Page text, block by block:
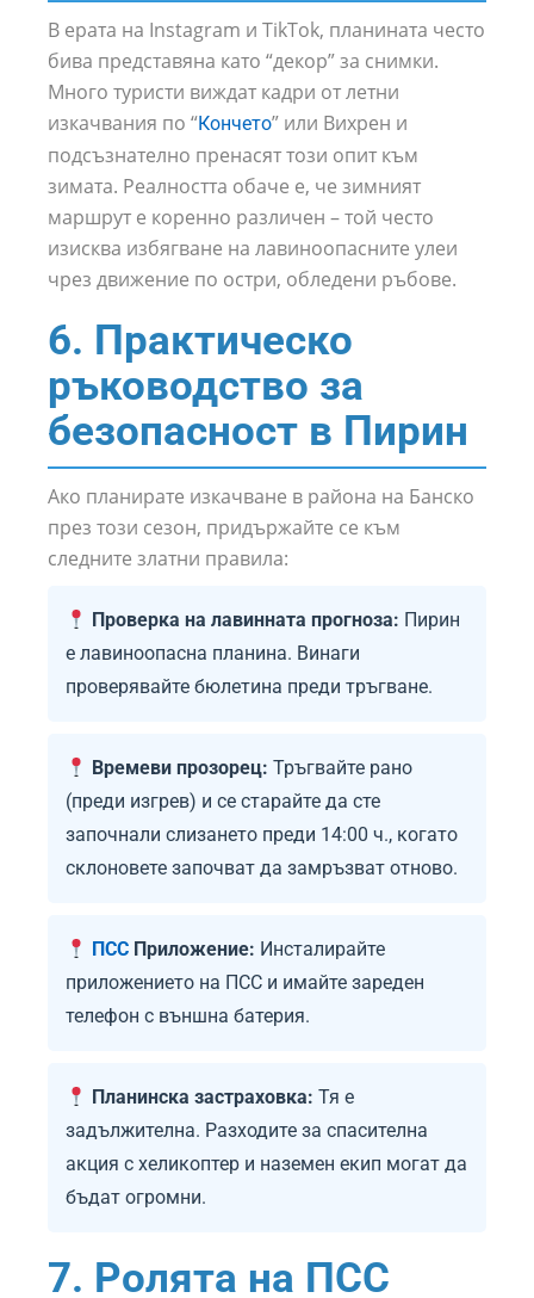
В ерата на Instagram и TikTok, планината често
бива представяна като “декор” за снимки.
Много туристи виждат кадри от летни
изкачвания по “Кончето” или Вихрен и
подсъзнателно пренасят този опит към
зимата. Реалността обаче е, че зимният
маршрут е коренно различен – той често
изисква избягване на лавиноопасните улеи
чрез движение по остри, обледени ръбове.
6. Практическо
ръководство за
безопасност в Пирин
Ако планирате изкачване в района на Банско
през този сезон, придържайте се към
следните златни правила:
Проверка на лавинната прогноза: Пирин
е лавиноопасна планина. Винаги
проверявайте бюлетина преди тръгване.
Времеви прозорец: Тръгвайте рано
(преди изгрев) и се старайте да сте
започнали слизането преди 14:00 ч., когато
склоновете започват да замръзват отново.
ПСС Приложение: Инсталирайте
приложението на ПСС и имайте зареден
телефон с външна батерия.
Планинска застраховка: Тя е
задължителна. Разходите за спасителна
акция с хеликоптер и наземен екип могат да
бъдат огромни.
7. Ролята на ПСС